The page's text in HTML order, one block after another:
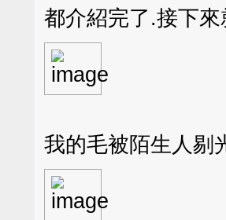
都介紹完了.接下
我的毛被陌生人剔